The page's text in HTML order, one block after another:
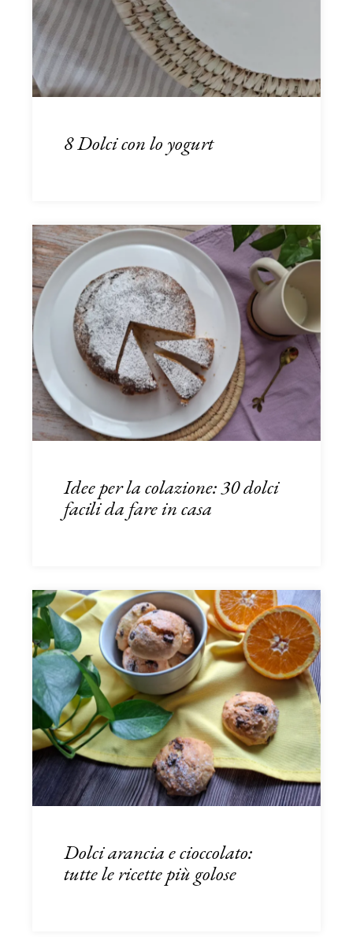
8 Dolci con lo yogurt
Idee per la colazione: 30 dolci
facili da fare in casa
Dolci arancia e cioccolato:
tutte le ricette più golose